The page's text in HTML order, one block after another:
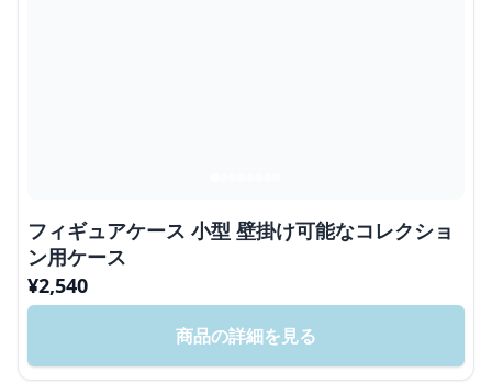
フィギュアケース 小型 壁掛け可能なコレクショ
ン用ケース
¥2,540
商品の詳細を見る